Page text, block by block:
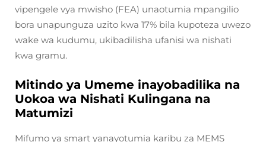
vipengele vya mwisho (FEA) unaotumia mpangilio
bora unapunguza uzito kwa 17% bila kupoteza uwezo
wake wa kudumu, ukibadilisha ufanisi wa nishati
kwa gramu.
Mitindo ya Umeme inayobadilika na
Uokoa wa Nishati Kulingana na
Matumizi
Mifumo ya smart yanayotumia karibu za MEMS